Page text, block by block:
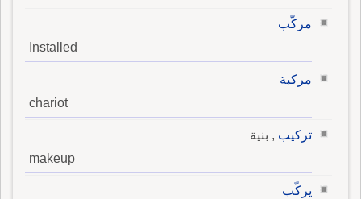
مركّب
Installed
مركبة
chariot
تركيب , بنية
makeup
يركّب